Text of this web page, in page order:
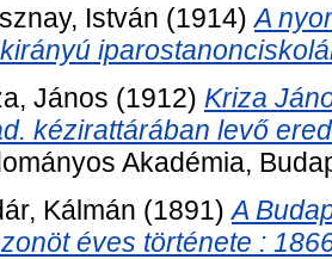
István (1914)A
János (1912) Kriza
kézirattárában levő
Akadémia,
Kálmán (1891)A
éves története :